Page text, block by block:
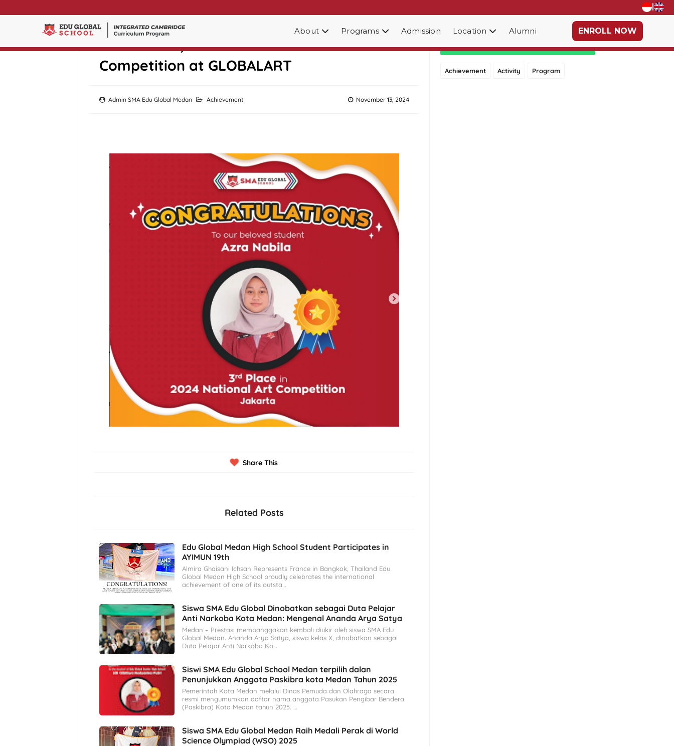
|
About Programs Admission Location Alumni ENROLL NOW
Azra Nabila, 3rd Place for 2024 National Art
Competition at GLOBALART
Admin SMA Edu Global Medan November 13, 2024
Achievement
Share This
Related Posts
Edu Global Medan High School Student Participates in
AYIMUN 19th
Almira Ghaisani Ichsan Represents France in Bangkok, Thailand Edu
Global Medan High School proudly celebrates the international
achievement of one of its outsta…
Siswa SMA Edu Global Dinobatkan sebagai Duta Pelajar
Anti Narkoba Kota Medan: Mengenal Ananda Arya Satya
Medan – Prestasi membanggakan kembali diukir oleh siswa SMA Edu
Global Medan. Ananda Arya Satya, siswa kelas X, dinobatkan sebagai
Duta Pelajar Anti Narkoba Ko…
Siswi SMA Edu Global School Medan terpilih dalan
Penunjukkan Anggota Paskibra kota Medan Tahun 2025
Pemerintah Kota Medan melalui Dinas Pemuda dan Olahraga secara
resmi mengumumkan daftar nama anggota Pasukan Pengibar Bendera
(Paskibra) Kota Medan tahun 2025. …
Siswa SMA Edu Global Medan Raih Medali Perak di World
Science Olympiad (WSO) 2025
Category
Achievement Activity Program